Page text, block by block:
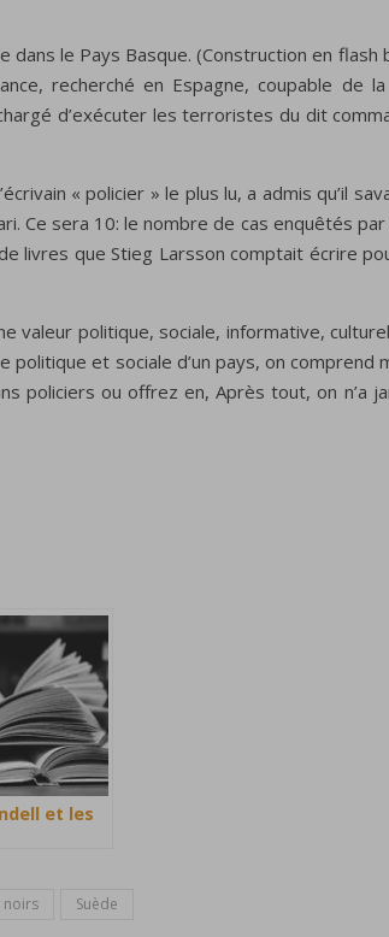
le Pays Basque. (Construction en flash
recherché en Espagne, coupable de
d’exécuter les terroristes du dit
« policier » le plus lu, a admis qu’il
Ce sera 10: le nombre de cas enquêtés
livres que Stieg Larsson comptait écrire
politique, sociale, informative,
et sociale d’un pays, on comprend
policiers ou offrez en, Après tout, on n’a
et les
noirs Suède